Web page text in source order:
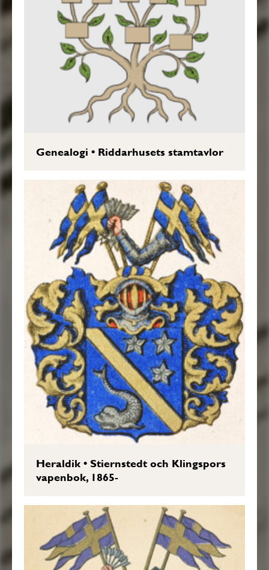
Genealogi • Riddarhusets stamtavlor
Heraldik•Stiernstedt och Klingspors
vapenbok, 1865-